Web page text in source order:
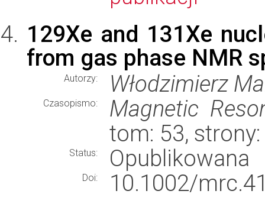
129Xe and 131Xe
from gas phase NMR
Autorzy: Włodzimierz
Czasopismo:
Magnetic
tom: 53,
Status: Opublikowana
Doi:
10.1002/